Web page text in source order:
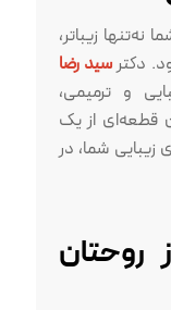
زیباتر،
دکترسید رضا
و ترمیمی،
قطعه‌ای از یک
شما، در
روحتان